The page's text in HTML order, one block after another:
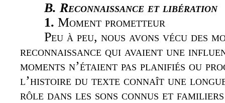
B. Reconnaissance et libération
1. Moment prometteur
Peu à peu, nous avons vécu des
reconnaissance qui avaient une
moments n’étaient pas planifiés ou
l’histoire du texte connaît une
rôle dans les sons connus et